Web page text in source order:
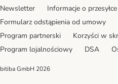
Newsletter
Informacje o przesyłce
Formularz odstąpienia od umowy
Program partnerski
Korzyści w
Program lojalnościowy
DSA
bitiba GmbH 2026